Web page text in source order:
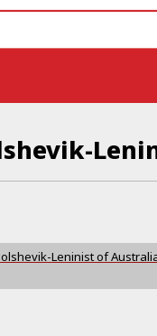
Leninist of